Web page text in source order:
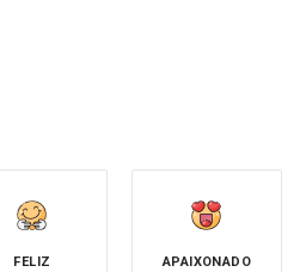
FELIZ APAIXONADO